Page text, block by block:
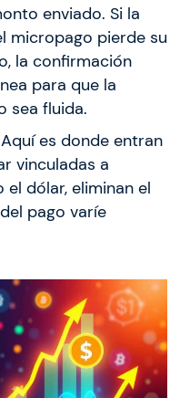
enviado. Si la
micropago pierde su
la confirmación
para que la
sea fluida.
es donde entran
vinculadas a
dólar, eliminan el
pago varíe